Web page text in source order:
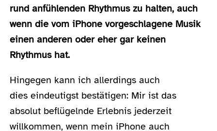
rund anfühlenden Rhythmus zu halten, auch
wenn die vom iPhone vorgeschlagene Musik
einen anderen oder eher gar keinen
Rhythmus hat.
Hingegen kann ich allerdings auch
dies eindeutigst bestätigen: Mir ist das
absolut beflügelnde Erlebnis jederzeit
willkommen, wenn mein iPhone auch